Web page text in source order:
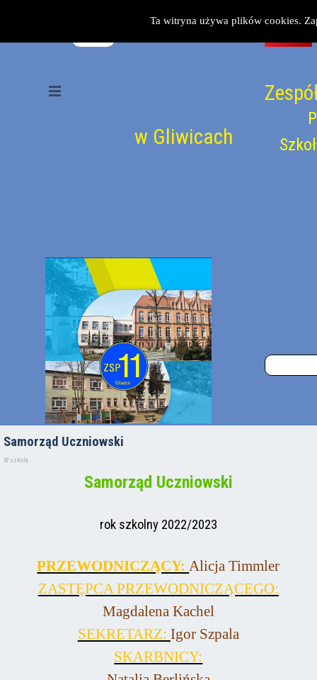
Ta witryna używa plików cookies.
w Gliwicach
Samorząd Uczniowski
W szkole
Samorząd Uczniowski
rok szkolny 2022/2023
PRZEWODNICZĄCY:Alicja Timmler
ZASTĘPCA PRZEWODNICZĄCEGO:
Magdalena Kachel
SEKRETARZ: Igor Szpala
SKARBNICY: